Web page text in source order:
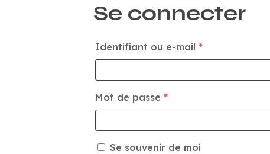
Se connecter
Identifiant ou e-mail *Obligatoire
Mot de passe *Obligatoire
Se souvenir de moi